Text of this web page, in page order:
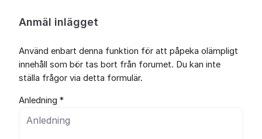
Anmäl inlägget
Använd enbart denna funktion för att påpeka olämpligt
innehåll som bör tas bort från forumet. Du kan inte
ställa frågor via detta formulär.
Anledning *